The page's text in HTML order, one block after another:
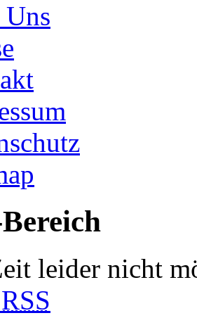
leider nicht
RSS